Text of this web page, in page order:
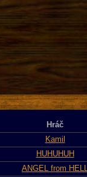
Hráč
Kamil
HUHUHUH
ANGEL from HELL